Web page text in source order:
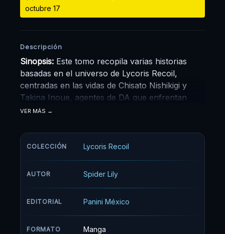
octubre 17
Descripción
Sinopsis: Este tomo recopila varias historias
basadas en el universo de Lycoris Recoil,
centradas en las vidas de Chisato Nishikigi y
Takina Inoue, agentes de DA que enfrentan
misiones peligrosas mientras equilibran
VER MÁS
COLECCIÓN Lycoris Recoil
AUTOR Spider Lily
EDITORIAL Panini México
FORMATO Manga